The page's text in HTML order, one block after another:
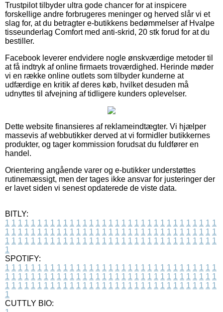
Trustpilot tilbyder ultra gode chancer for at inspicere
forskellige andre forbrugeres meninger og herved slår vi et
slag for, at du betragter e-butikkens bedømmelser af Hvalpe
tisseunderlag Comfort med anti-skrid, 20 stk forud for at du
bestiller.
Facebook leverer endvidere nogle ønskværdige metoder til
at få indtryk af online firmaets troværdighed. Herinde møder
vi en række online outlets som tilbyder kunderne at
udfærdige en kritik af deres køb, hvilket desuden må
udnyttes til afvejning af tidligere kunders oplevelser.
Dette website finansieres af reklameindtægter. Vi hjælper
massevis af webbutikker derved at vi formidler butikkernes
produkter, og tager kommission forudsat du fuldfører en
handel.
Orientering angående varer og e-butikker understøttes
rutinemæssigt, men der tages ikke ansvar for justeringer der
er lavet siden vi senest opdaterede de viste data.
BITLY:
1 1 1 1 1 1 1 1 1 1 1 1 1 1 1 1 1 1 1 1 1 1 1 1 1 1 1 1 1 1 1 1 1
1 1 1 1 1 1 1 1 1 1 1 1 1 1 1 1 1 1 1 1 1 1 1 1 1 1 1 1 1 1 1 1 1
1 1 1 1 1 1 1 1 1 1 1 1 1 1 1 1 1 1 1 1 1 1 1 1 1 1 1 1 1 1 1 1 1
1
SPOTIFY:
1 1 1 1 1 1 1 1 1 1 1 1 1 1 1 1 1 1 1 1 1 1 1 1 1 1 1 1 1 1 1 1 1
1 1 1 1 1 1 1 1 1 1 1 1 1 1 1 1 1 1 1 1 1 1 1 1 1 1 1 1 1 1 1 1 1
1 1 1 1 1 1 1 1 1 1 1 1 1 1 1 1 1 1 1 1 1 1 1 1 1 1 1 1 1 1 1 1 1
1
CUTTLY BIO: